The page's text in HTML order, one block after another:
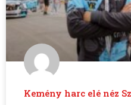
Kemény harc elé néz